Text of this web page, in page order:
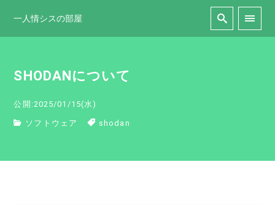
一人情シスの部屋
SHODANについて
公開:2025/01/15(水)
ソフトウェア shodan